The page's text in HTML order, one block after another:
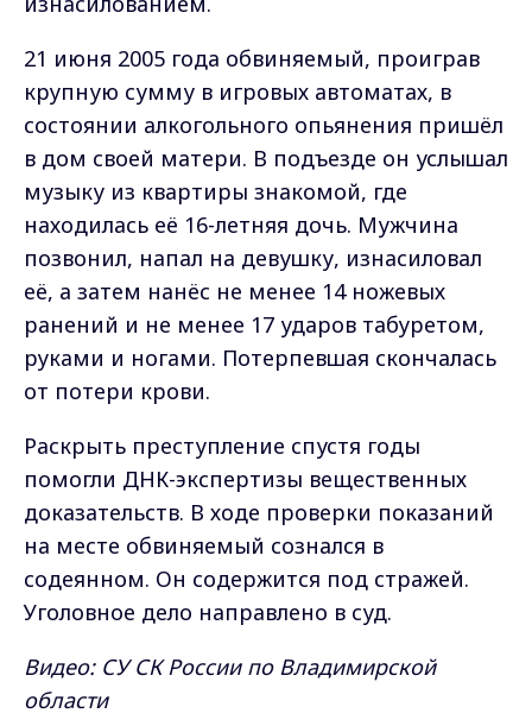
21 июня 2005 года обвиняемый, проиграв
крупную сумму в игровых автоматах, в
состоянии алкогольного опьянения пришёл
в дом своей матери. В подъезде он услышал
музыку из квартиры знакомой, где
находилась её 16-летняя дочь. Мужчина
позвонил, напал на девушку, изнасиловал
её, а затем нанёс не менее 14 ножевых
ранений и не менее 17 ударов табуретом,
руками и ногами. Потерпевшая скончалась
от потери крови.
Раскрыть преступление спустя годы
помогли ДНК-экспертизы вещественных
доказательств. В ходе проверки показаний
на месте обвиняемый сознался в
содеянном. Он содержится под стражей.
Уголовное дело направлено в суд.
Видео: СУ СК России по Владимирской
области